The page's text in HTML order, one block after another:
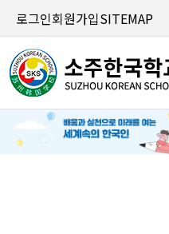
로그인회원가입SITEMAP